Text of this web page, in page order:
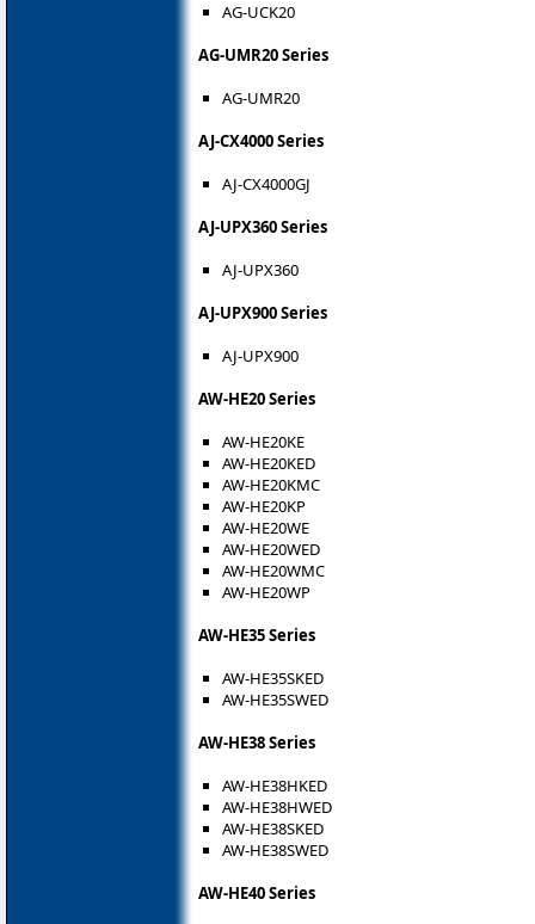
AG-UCK20
AG-UMR20 Series
AG-UMR20
AJ-CX4000 Series
AJ-CX4000GJ
AJ-UPX360 Series
AJ-UPX360
AJ-UPX900 Series
AJ-UPX900
AW-HE20 Series
AW-HE20KE
AW-HE20KED
AW-HE20KMC
AW-HE20KP
AW-HE20WE
AW-HE20WED
AW-HE20WMC
AW-HE20WP
AW-HE35 Series
AW-HE35SKED
AW-HE35SWED
AW-HE38 Series
AW-HE38HKED
AW-HE38HWED
AW-HE38SKED
AW-HE38SWED
AW-HE40 Series